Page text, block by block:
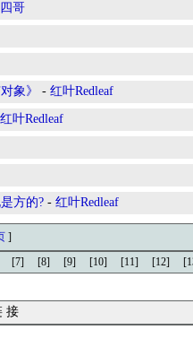
哥
象》 - 红叶Redleaf
红叶Redleaf
方的? - 红叶Redleaf
]
[7] [8] [9] [10] [11] [12]
接